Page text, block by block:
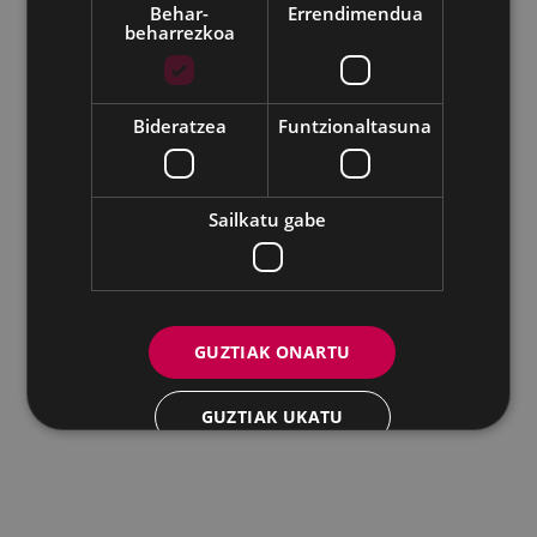
Udalaren sare sozial guztiak
Eibarko Andretxea - Isasi kalea, 11 | 20600 Eibar
Andretxea: 943 54 39 38Berdintasuna: 943 70 84 40
andretxea@eibar.eus
berdintasuna@eibar.eus
IFZ: P2003100A | DIR3 L01200300
Behar-
beharrezkoa
Errendimendua
Bideratzea Funtzionaltasuna
Sailkatu gabe
GUZTIAK ONARTU
GUZTIAK UKATU